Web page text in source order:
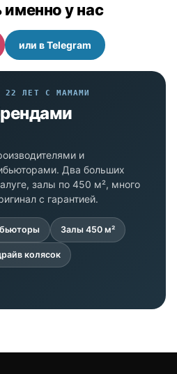
у нас
или в Telegram
22 ЛЕТ С МАМАМИ
и
Два больших
залы по 450 м², много
с гарантией.
Залы 450 м²
колясок